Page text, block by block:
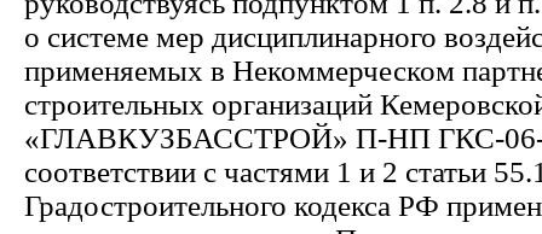
о системе мер дисциплинарного
применяемых в Некоммерческом
строительных организаций
«ГЛАВКУЗБАССТРОЙ» П-НП ГКС-06-
соответствии с частями 1 и 2 статьи
Градостроительного кодекса РФ